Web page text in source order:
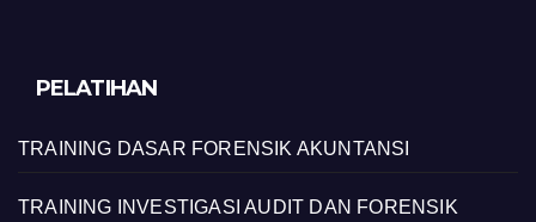
PELATIHAN
TRAINING DASAR FORENSIK AKUNTANSI
TRAINING INVESTIGASI AUDIT DAN FORENSIK